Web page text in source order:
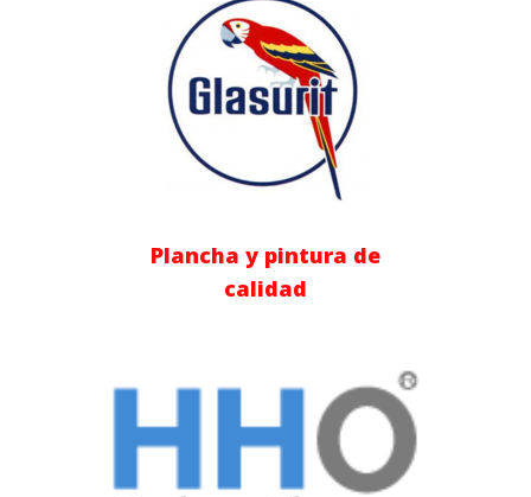
Plancha y pintura de
calidad